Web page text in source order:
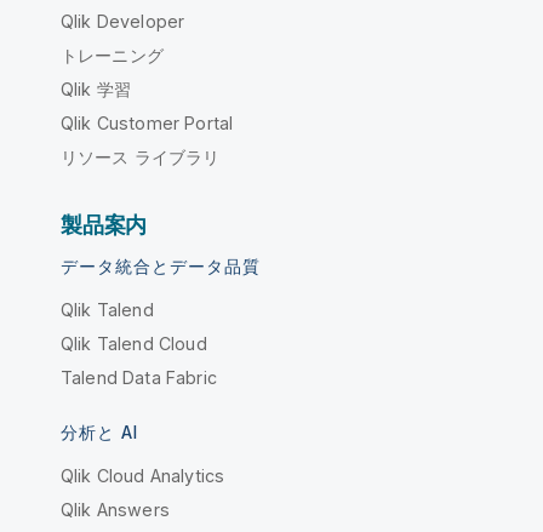
Qlik Developer
トレーニング
Qlik 学習
Qlik Customer Portal
リソース ライブラリ
製品案内
データ統合とデータ品質
Qlik Talend
Qlik Talend Cloud
Talend Data Fabric
分析と AI
Qlik Cloud Analytics
Qlik Answers